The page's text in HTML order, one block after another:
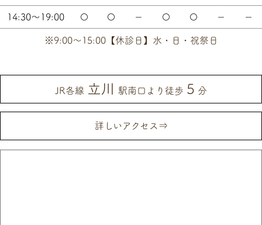
14:30～19:00 〇 〇 － 〇 〇 － －
※9:00～15:00【休診日】水・日・祝祭日
JR各線 立川 駅南口より徒歩 5 分
詳しいアクセス⇒